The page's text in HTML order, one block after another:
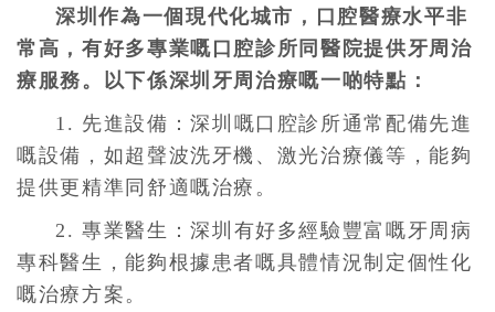
深圳作為一個現代化城市，口腔醫療水平非
常高，有好多專業嘅口腔診所同醫院提供牙周治
療服務。以下係深圳牙周治療嘅一啲特點：
1. 先進設備：深圳嘅口腔診所通常配備先進
嘅設備，如超聲波洗牙機、激光治療儀等，能夠
提供更精準同舒適嘅治療。
2. 專業醫生：深圳有好多經驗豐富嘅牙周病
專科醫生，能夠根據患者嘅具體情況制定個性化
嘅治療方案。